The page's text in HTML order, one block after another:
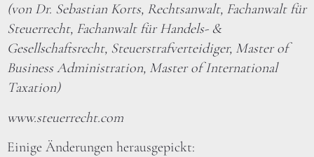
(von Dr. Sebastian Korts, Rechtsanwalt, Fachanwalt für
Steuerrecht, Fachanwalt für Handels- &
Gesellschaftsrecht, Steuerstrafverteidiger, Master of
Business Administration, Master of International
Taxation)
www.steuerrecht.com
Einige Änderungen herausgepickt: